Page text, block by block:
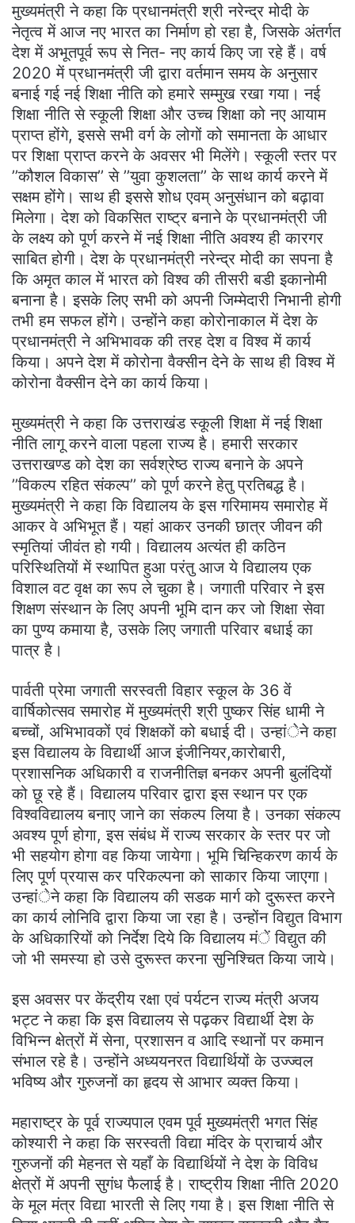
मुख्यमंत्री ने कहा कि प्रधानमंत्री श्री नरेन्द्र मोदी के
नेतृत्व में आज नए भारत का निर्माण हो रहा है, जिसके अंतर्गत
देश में अभूतपूर्व रूप से नित- नए कार्य किए जा रहे हैं। वर्ष
2020 में प्रधानमंत्री जी द्वारा वर्तमान समय के अनुसार
बनाई गई नई शिक्षा नीति को हमारे सम्मुख रखा गया। नई
शिक्षा नीति से स्कूली शिक्षा और उच्च शिक्षा को नए आयाम
प्राप्त होंगे, इससे सभी वर्ग के लोगों को समानता के आधार
पर शिक्षा प्राप्त करने के अवसर भी मिलेंगे। स्कूली स्तर पर
’’कौशल विकास’’ से ’’युवा कुशलता’’ के साथ कार्य करने में
सक्षम होंगे। साथ ही इससे शोध एवम् अनुसंधान को बढ़ावा
मिलेगा। देश को विकसित राष्ट्र बनाने के प्रधानमंत्री जी
के लक्ष्य को पूर्ण करने में नई शिक्षा नीति अवश्य ही कारगर
साबित होगी। देश के प्रधानमंत्री नरेन्द्र मोदी का सपना है
कि अमृत काल में भारत को विश्व की तीसरी बडी इकानोमी
बनाना है। इसके लिए सभी को अपनी जिम्मेदारी निभानी होगी
तभी हम सफल होंगे। उन्होंने कहा कोरोनाकाल में देश के
प्रधानमंत्री ने अभिभावक की तरह देश व विश्व में कार्य
किया। अपने देश में कोरोना वैक्सीन देने के साथ ही विश्व में
कोरोना वैक्सीन देने का कार्य किया।
मुख्यमंत्री ने कहा कि उत्तराखंड स्कूली शिक्षा में नई शिक्षा
नीति लागू करने वाला पहला राज्य है। हमारी सरकार
उत्तराखण्ड को देश का सर्वश्रेष्ठ राज्य बनाने के अपने
’’विकल्प रहित संकल्प’’ को पूर्ण करने हेतु प्रतिबद्ध है।
मुख्यमंत्री ने कहा कि विद्यालय के इस गरिमामय समारोह में
आकर वे अभिभूत हैं। यहां आकर उनकी छात्र जीवन की
स्मृतियां जीवंत हो गयी। विद्यालय अत्यंत ही कठिन
परिस्थितियों में स्थापित हुआ परंतु आज ये विद्यालय एक
विशाल वट वृक्ष का रूप ले चुका है। जगाती परिवार ने इस
शिक्षण संस्थान के लिए अपनी भूमि दान कर जो शिक्षा सेवा
का पुण्य कमाया है, उसके लिए जगाती परिवार बधाई का
पात्र है।
पार्वती प्रेमा जगाती सरस्वती विहार स्कूल के 36 वें
वार्षिकोत्सव समारोह में मुख्यमंत्री श्री पुष्कर सिंह धामी ने
बच्चों, अभिभावकों एवं शिक्षकों को बधाई दी। उन्हांेने कहा
इस विद्यालय के विद्यार्थी आज इंजीनियर,कारोबारी,
प्रशासनिक अधिकारी व राजनीतिज्ञ बनकर अपनी बुलंदियों
को छू रहे हैं। विद्यालय परिवार द्वारा इस स्थान पर एक
विश्वविद्यालय बनाए जाने का संकल्प लिया है। उनका संकल्प
अवश्य पूर्ण होगा, इस संबंध में राज्य सरकार के स्तर पर जो
भी सहयोग होगा वह किया जायेगा। भूमि चिन्हिकरण कार्य के
लिए पूर्ण प्रयास कर परिकल्पना को साकार किया जाएगा।
उन्हांेने कहा कि विद्यालय की सडक मार्ग को दुरूस्त करने
का कार्य लोनिवि द्वारा किया जा रहा है। उन्होंन विद्युत विभाग
के अधिकारियों को निर्देश दिये कि विद्यालय मंें विद्युत की
जो भी समस्या हो उसे दुरूस्त करना सुनिश्चित किया जाये।
इस अवसर पर केंद्रीय रक्षा एवं पर्यटन राज्य मंत्री अजय
भट्ट ने कहा कि इस विद्यालय से पढ़कर विद्यार्थी देश के
विभिन्न क्षेत्रों में सेना, प्रशासन व आदि स्थानों पर कमान
संभाल रहे है। उन्होंने अध्ययनरत विद्यार्थियों के उज्ज्वल
भविष्य और गुरुजनों का हृदय से आभार व्यक्त किया।
महाराष्ट्र के पूर्व राज्यपाल एवम पूर्व मुख्यमंत्री भगत सिंह
कोश्यारी ने कहा कि सरस्वती विद्या मंदिर के प्राचार्य और
गुरुजनों की मेहनत से यहाँ के विद्यार्थियों ने देश के विविध
क्षेत्रों में अपनी सुगंध फैलाई है। राष्ट्रीय शिक्षा नीति 2020
के मूल मंत्र विद्या भारती से लिए गया है। इस शिक्षा नीति से